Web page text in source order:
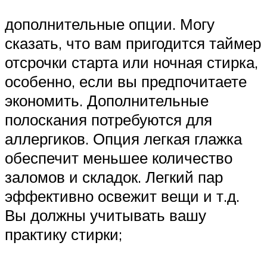
дополнительные опции. Могу
сказать, что вам пригодится таймер
отсрочки старта или ночная стирка,
особенно, если вы предпочитаете
экономить. Дополнительные
полоскания потребуются для
аллергиков. Опция легкая глажка
обеспечит меньшее количество
заломов и складок. Легкий пар
эффективно освежит вещи и т.д.
Вы должны учитывать вашу
практику стирки;